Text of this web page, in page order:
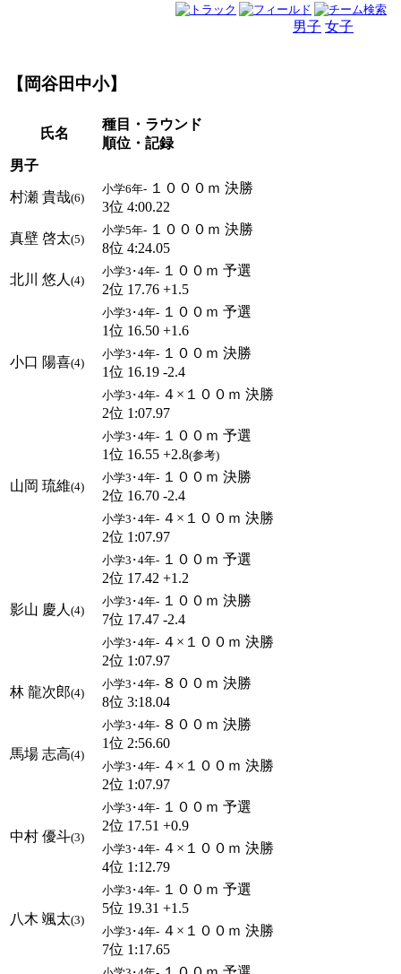
男子 女子
【岡谷田中小】
氏名
種目・ラウンド
順位・記録
男子
村瀬 貴哉(6)
小学6年- １０００ｍ 決勝
3位 4:00.22
真壁 啓太(5)
小学5年- １０００ｍ 決勝
8位 4:24.05
北川 悠人 (4)
小学3･4年- １００ｍ 予選
2位 17.76 +1.5
小口 陽喜(4)
小学3･4年- １００ｍ 予選
1位 16.50 +1.6
小学3･4年- １００ｍ 決勝
1位 16.19 -2.4
小学3･4年- ４×１００ｍ 決勝
2位 1:07.97
山岡 琉維(4)
小学3･4年- １００ｍ 予選
1位 16.55 +2.8(参考)
小学3･4年- １００ｍ 決勝
2位 16.70 -2.4
小学3･4年- ４×１００ｍ 決勝
2位 1:07.97
影山 慶人 (4)
小学3･4年- １００ｍ 予選
2位 17.42 +1.2
小学3･4年- １００ｍ 決勝
7位 17.47 -2.4
小学3･4年- ４×１００ｍ 決勝
2位 1:07.97
林 龍次郎(4)
小学3･4年- ８００ｍ 決勝
8位 3:18.04
馬場 志高(4)
小学3･4年- ８００ｍ 決勝
1位 2:56.60
小学3･4年- ４×１００ｍ 決勝
2位 1:07.97
中村 優斗(3)
小学3･4年- １００ｍ 予選
2位 17.51 +0.9
小学3･4年- ４×１００ｍ 決勝
4位 1:12.79
八木 颯太(3)
小学3･4年- １００ｍ 予選
5位 19.31 +1.5
小学3･4年- ４×１００ｍ 決勝
7位 1:17.65